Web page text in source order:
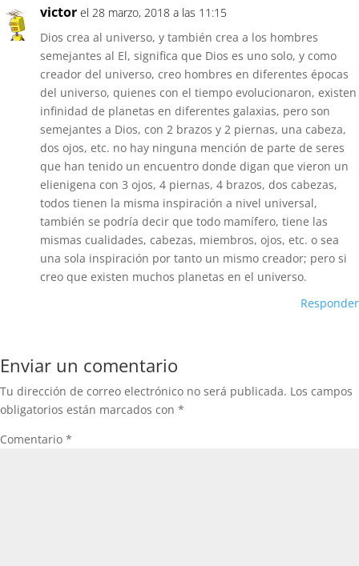
victor el 28 marzo, 2018 a las 11:15
Dios crea al universo, y también crea a los hombres
semejantes al El, significa que Dios es uno solo, y como
creador del universo, creo hombres en diferentes épocas
del universo, quienes con el tiempo evolucionaron, existen
infinidad de planetas en diferentes galaxias, pero son
semejantes a Dios, con 2 brazos y 2 piernas, una cabeza,
dos ojos, etc. no hay ninguna mención de parte de seres
que han tenido un encuentro donde digan que vieron un
elienigena con 3 ojos, 4 piernas, 4 brazos, dos cabezas,
todos tienen la misma inspiración a nivel universal,
también se podría decir que todo mamífero, tiene las
mismas cualidades, cabezas, miembros, ojos, etc. o sea
una sola inspiración por tanto un mismo creador; pero si
creo que existen muchos planetas en el universo.
Responder
Enviar un comentario
Tu dirección de correo electrónico no será publicada. Los campos
obligatorios están marcados con *
Comentario *